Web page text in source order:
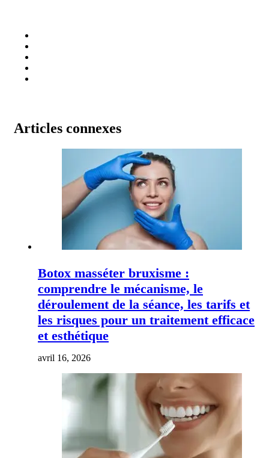
Articles connexes
Botox masséter bruxisme :
comprendre le mécanisme, le
déroulement de la séance, les tarifs et
les risques pour un traitement efficace
et esthétique
avril 16, 2026